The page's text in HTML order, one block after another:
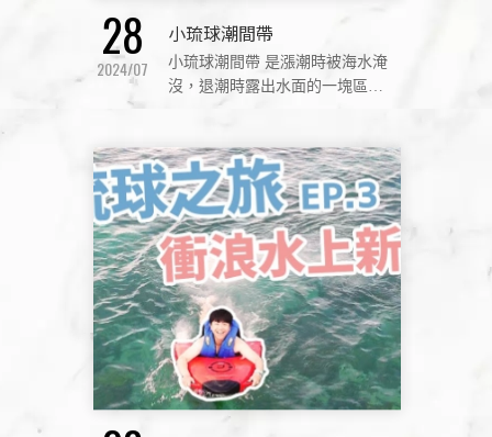
28
2024/07
小琉球潮間帶
小琉球潮間帶 是漲潮時被海水淹
沒，退潮時露出水面的一塊區
其退潮時在珊瑚礁，所遺留海岸
的生物：如海膽、海星、陽隨
足、寄居蟹、各種各式熱帶魚、
貝類